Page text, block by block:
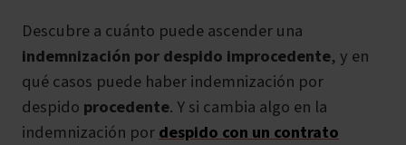
Descubre a cuánto puede ascender una
indemnización por despido improcedente, y en
qué casos puede haber indemnización por
despido procedente. Y si cambia algo en la
indemnización pordespido con un contrato